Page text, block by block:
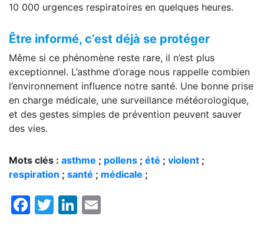
10 000 urgences respiratoires en quelques heures.
Être informé, c’est déjà se protéger
Même si ce phénomène reste rare, il n’est plus
exceptionnel. L’asthme d’orage nous rappelle combien
l’environnement influence notre santé. Une bonne prise
en charge médicale, une surveillance météorologique,
et des gestes simples de prévention peuvent sauver
des vies.
Mots clés : asthme ; pollens ; été ; violent ;
respiration ; santé ; médicale ;
Facebook
TwitterLinkedIn